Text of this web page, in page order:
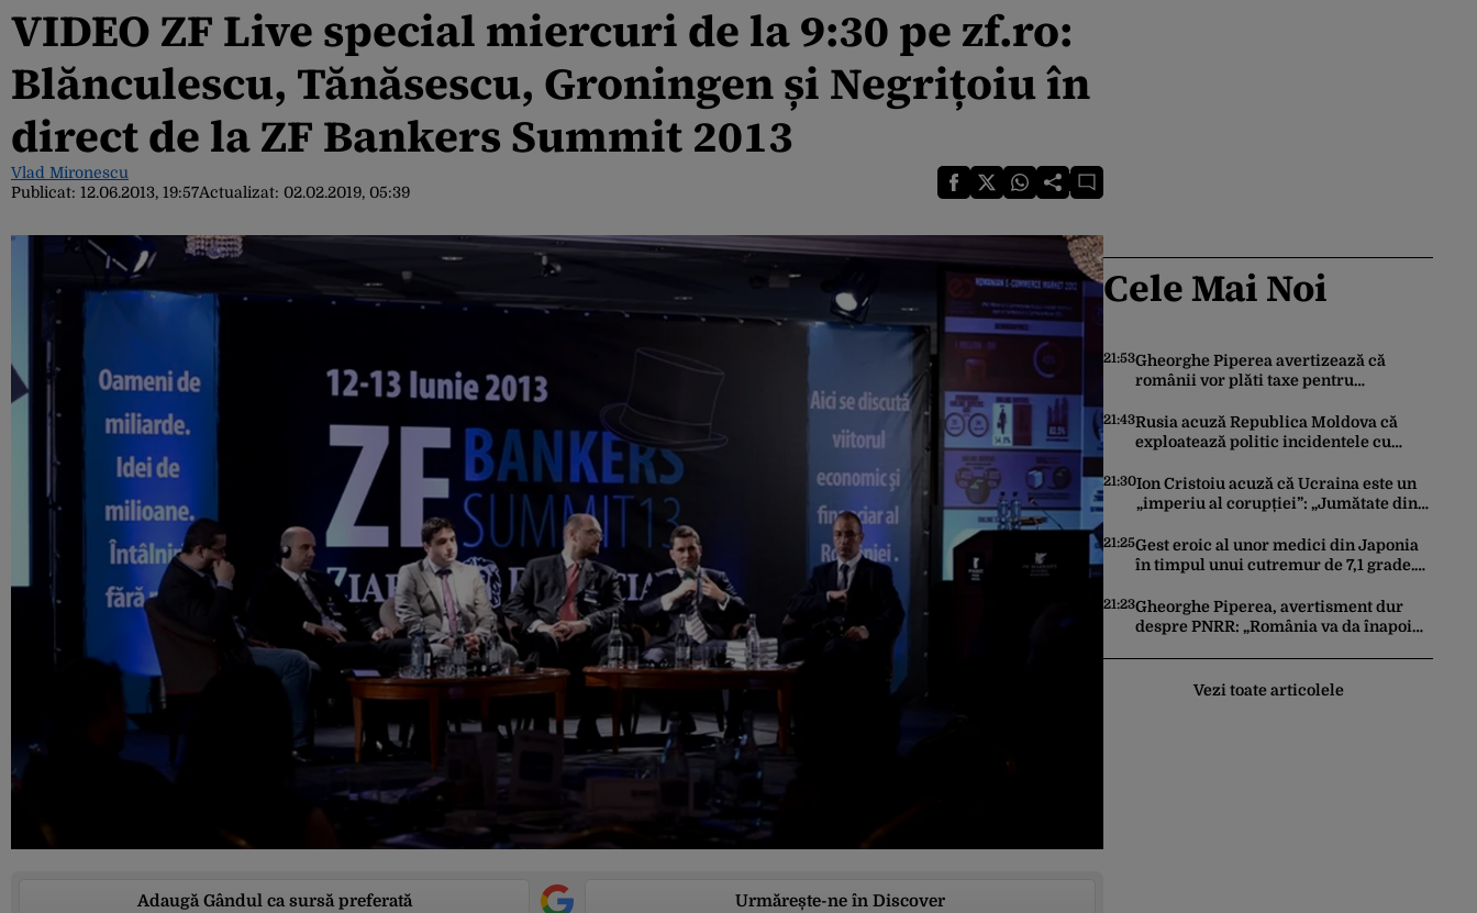
VIDEO ZF Live special miercuri de la 9:30 pe zf.ro:
Blănculescu, Tănăsescu, Groningen și Negrițoiu în
direct de la ZF Bankers Summit 2013
Vlad Mironescu
Publicat: 12.06.2013, 19:57Actualizat: 02.02.2019, 05:39
Adaugă Gândul ca sursă preferată Urmărește-ne în Discover
Cele Mai Noi
21:53Gheorghe Piperea avertizează că
românii vor plăti taxe pentru
certificate de CO2
21:43Rusia acuză Republica Moldova că
exploatează politic incidentele cu
criticate de Moscova
21:30Ion Cristoiu acuză că Ucraina este un
„imperiu al corupției”: „Jumătate din
21:25Gest eroic al unor medici din Japonia
în timpul unui cutremur de 7,1 grade.
operație cu propriile corpuri
21:23Gheorghe Piperea, avertisment dur
despre PNRR: „România va da înapoi
cărbune”Vezi toate articolele